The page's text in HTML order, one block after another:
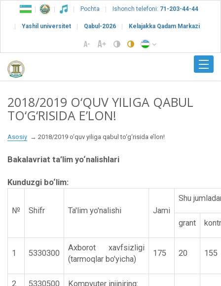
Pochta Ishonch telefoni: 71-203-44-44
Yashil universitet Qabul-2026 Kelajakka Qadam Markazi
2018/2019 O‘QUV YILIGA QABUL
TO‘G‘RISIDA E’LON!
Asosiy 2018/2019 o‘quv yiliga qabul to‘g‘risida e’lon!
Bakalavriat ta’lim yo‘nalishlari
Kunduzgi bo‘lim:
№ Shifr Ta'lim yo'nalishi Jami
Shu
grant
1 5330300
Axborot xavfsizligi
(tarmoqlar bo'yicha)
175 20 155
2 5330500 Kompyuter injiniring: